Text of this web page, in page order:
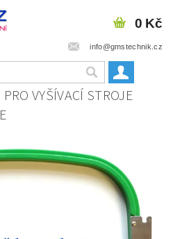
info@gmstechnik.cz
0 Kč
VYŠÍVACÍ STROJE